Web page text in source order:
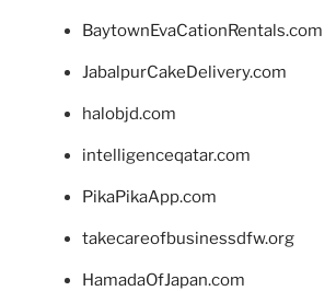
BaytownEvaCationRentals.com
JabalpurCakeDelivery.com
halobjd.com
intelligenceqatar.com
PikaPikaApp.com
takecareofbusinessdfw.org
HamadaOfJapan.com